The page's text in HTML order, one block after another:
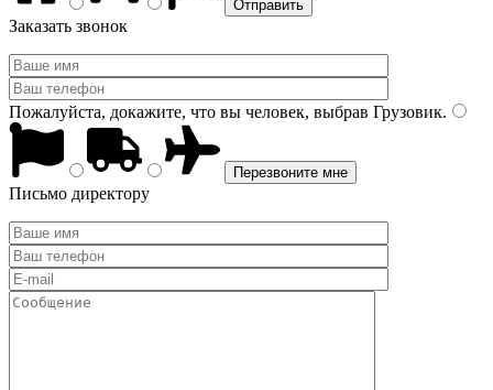
Заказать звонок
Пожалуйста, докажите, что вы человек, выбрав Грузовик.
Письмо директору